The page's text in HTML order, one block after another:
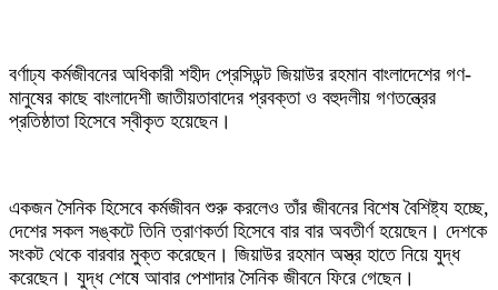
বর্ণাঢ্য কর্মজীবনের অধিকারী শহীদ প্রেসিডন্ট জিয়াউর রহমান বাংলাদেশের গণ-
মানুষের কাছে বাংলাদেশী জাতীয়তাবাদের প্রবক্তা ও বহুদলীয় গণতন্ত্রের
প্রতিষ্ঠাতা হিসেবে স্বীকৃত হয়েছেন।
একজন সৈনিক হিসেবে কর্মজীবন শুরু করলেও তাঁর জীবনের বিশেষ বৈশিষ্ট্য হচ্ছে,
দেশের সকল সঙ্কটে তিনি ত্রাণকর্তা হিসেবে বার বার অবতীর্ণ হয়েছেন। দেশকে
সংকট থেকে বারবার মুক্ত করেছেন। জিয়াউর রহমান অস্ত্র হাতে নিয়ে যুদ্ধ
করেছেন। যুদ্ধ শেষে আবার পেশাদার সৈনিক জীবনে ফিরে গেছেন।